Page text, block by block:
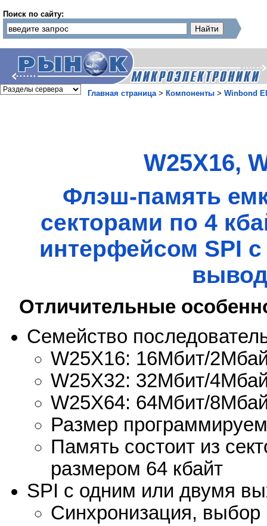
Поиск по сайту:
Главная страница> Компоненты > Winbond
W25X16,
Флэш-память
секторами по 4
интерфейсом SPI
Отличительные
Семейство
W25X16: 16Мбит/
W25X32: 32Мбит/
W25X64: 64Мбит/
Размер
Память состоит из
размером 64 кбайт
SPI с одним или двумя
Синхронизация,